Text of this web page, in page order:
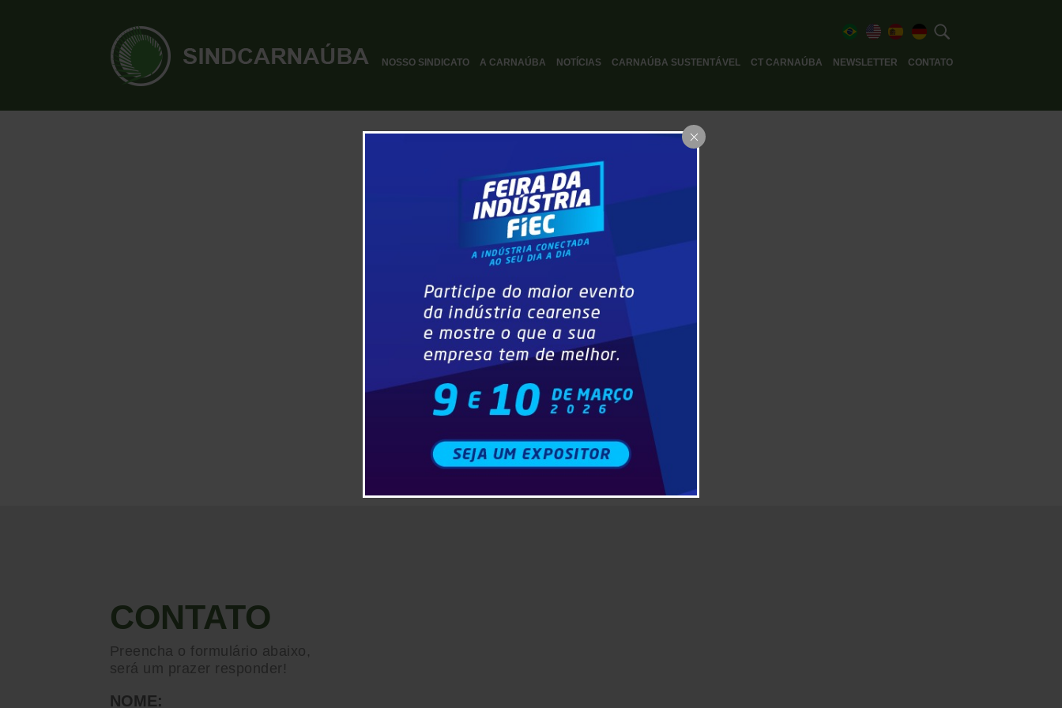
NOSSO SINDICATO A CARNAÚBA NOTÍCIAS CARNAÚBA SUSTENTÁVEL CT CARNAÚBA NEWSLETTER CONTATO
CONTATO
Preencha o formulário abaixo,
será um prazer responder!
NOME: